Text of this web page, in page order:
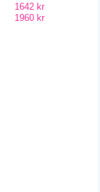
1642 kr
1960 kr